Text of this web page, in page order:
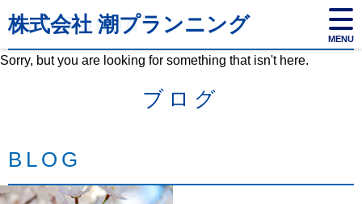
MENU
株式会社 潮プランニング
Not Found
Sorry, but you are looking for something that isn't here.
ブログ
BLOG